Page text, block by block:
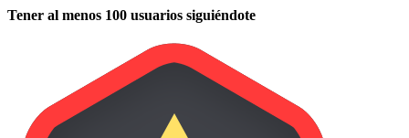
Tener al menos 100 usuarios siguiéndote